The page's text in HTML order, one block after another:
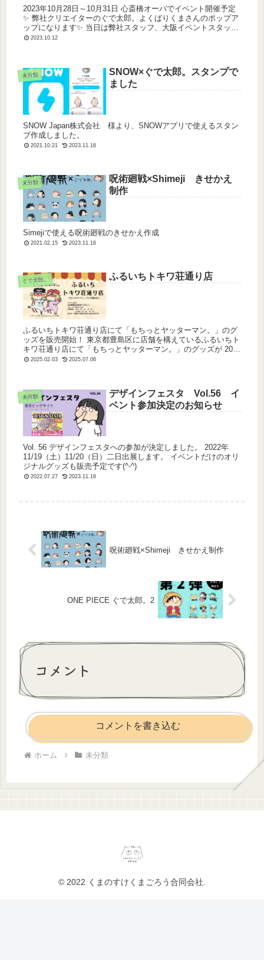
2023年10月28日～10月31日 心斎橋オーパでイベント開催予定
✨ 弊社クリエイターのぐで太郎。よくばりくまさんのポップア
ップになります✨ 当日は弊社スタッフ、大阪イベントスタッフ
にて対応させて頂きますのでよろしくお願いいたします。 シ...
2023.10.12
未分類
SNOW×ぐで太郎。スタンプで
ました
SNOW Japan株式会社 様より、SNOWアプリで使えるスタン
プ作成しました。
2021.10.21 2023.11.16
未分類
呪術廻戦×Shimeji きせかえ
制作
Simejiで使える呪術廻戦のきせかえ作成
2021.02.15 2023.11.16
ぐで太郎。 ふるいちトキワ荘通り店
ふるいちトキワ荘通り店にて「もちっとヤッターマン。」のグ
ッズを販売開始！ 東京都豊島区に店舗を構えているふるいちト
キワ荘通り店にて「もちっとヤッターマン。」のグッズが 2024
年11月27日から販売中です！ぜひお越しください！
2025.02.03 2025.07.06
未分類
デザインフェスタ Vol.56 イ
ベント参加決定のお知らせ
Vol. 56 デザインフェスタへの参加が決定しました。 2022年
11/19（土）11/20（日）二日出展します。 イベントだけのオリ
ジナルグッズも販売予定です(^-^)
2022.07.27 2023.11.16
呪術廻戦×Shimeji きせかえ制作
ONE PIECE ぐで太郎。2
コメント
コメントを書き込む
ホーム 未分類
© 2022 くまのすけくまごろう合同会社.